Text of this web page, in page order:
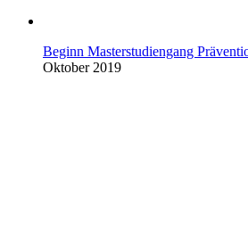
Beginn Masterstudiengang
Oktober 2019